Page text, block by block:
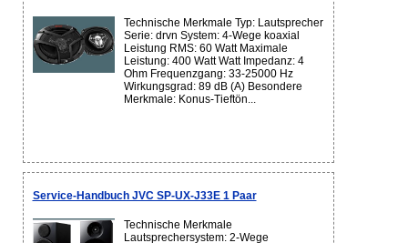
Technische Merkmale Typ: Lautsprecher
Serie: drvn System: 4-Wege koaxial
Leistung RMS: 60 Watt Maximale
Leistung: 400 Watt Watt Impedanz: 4
Ohm Frequenzgang: 33-25000 Hz
Wirkungsgrad: 89 dB (A) Besondere
Merkmale: Konus-Tieftön...
Service-Handbuch JVC SP-UX-J33E 1 Paar
Technische Merkmale
Lautsprechersystem: 2-Wege